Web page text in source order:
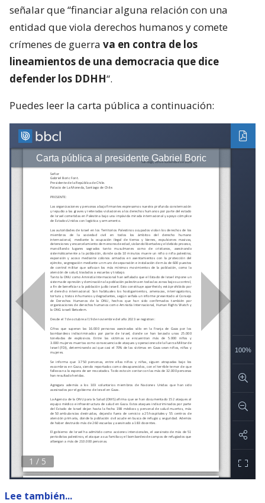
señalar que “financiar alguna relación con una
entidad que viola derechos humanos y comete
crímenes de guerra va en contra de los
lineamientos de una democracia que dice
defender los DDHH“.
Puedes leer la carta pública a continuación:
Lee también...